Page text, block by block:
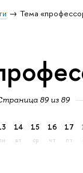
Тема
89 из 89
14
вт
15
ср
16
чт
17
пт